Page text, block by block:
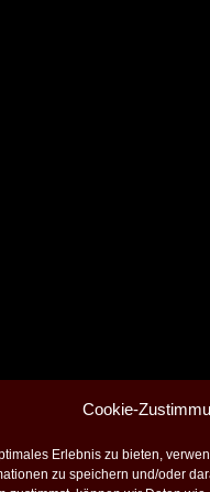
Cookie-
Erlebnis zu bieten,
zu speichern und/oder